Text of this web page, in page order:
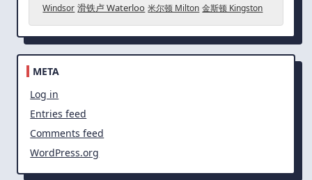
Windsor 滑铁卢 Waterloo 米尔顿 Milton 金斯顿 Kingston
META
Log in
Entries feed
Comments feed
WordPress.org